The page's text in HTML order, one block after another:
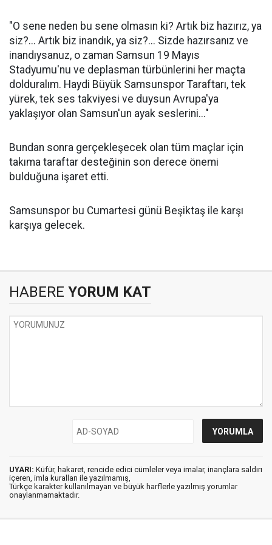
"O sene neden bu sene olmasın ki? Artık biz hazırız, ya
siz?... Artık biz inandık, ya siz?... Sizde hazırsanız ve
inandıysanuz, o zaman Samsun 19 Mayıs
Stadyumu'nu ve deplasman türbünlerini her maçta
dolduralım. Haydi Büyük Samsunspor Taraftarı, tek
yürek, tek ses takviyesi ve duysun Avrupa'ya
yaklaşıyor olan Samsun'un ayak seslerini..."
Bundan sonra gerçekleşecek olan tüm maçlar için
takıma taraftar desteğinin son derece önemi
bulduğuna işaret etti.
Samsunspor bu Cumartesi günü Beşiktaş ile karşı
karşıya gelecek.
HABERE YORUM KAT
UYARI: Küfür, hakaret, rencide edici cümleler veya imalar, inançlara saldırı
içeren, imla kuralları ile yazılmamış,
Türkçe karakter kullanılmayan ve büyük harflerle yazılmış yorumlar
onaylanmamaktadır.